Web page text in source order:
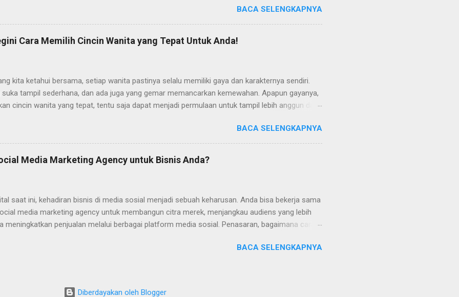
cincin tunangan yang tepat, maka tepat sekali untuk mengunjungi artikel ini. Sebab pada
kali ini, kami akan merekomendasikan beberapa model cincin lamaran yang lagi hits, dan
ada yang cocok buat Anda pilih. So, langsung disimak saja pembahasannya, di bawah ini!
Tunangan yang Lagi Hits di Tahun 2025 Langsung saja, berikut setidaknya ada 7 pilihan
BACA SELENGKAPNYA
Cara Memilih Cincin Wanita yang Tepat Untuk Anda!
kita ketahui bersama, setiap wanita pastinya selalu memiliki gaya dan karakternya sendiri.
tampil sederhana, dan ada juga yang gemar memancarkan kemewahan. Apapun gayanya,
cincin wanita yang tepat, tentu saja dapat menjadi permulaan untuk tampil lebih anggun dan
maka bisa menyimak artikel ini sampai selesai. Bagaimana Cara Menemukan Cincin Wanita
Bagi para wanita yang masih bingung tentang bagaimana caranya memilih cincin yang tepat,
ada beberapa tipsnya yang bisa diikuti. Sesuaikan Desainnya dengan Karakter Anda Hal
harus Anda lakukan ketika memilih cincin ini, yaitu dengan menyesuaikannya dengan
BACA SELENGKAPNYA
Media Marketing Agency untuk Bisnis Anda?
saat ini, kehadiran bisnis di media sosial menjadi sebuah keharusan. Anda bisa bekerja sama
media marketing agency untuk membangun citra merek, menjangkau audiens yang lebih
meningkatkan penjualan melalui berbagai platform media sosial. Penasaran, bagaimana cara
Agency Berikut ini adalah berbagai hal yang dilakukan oleh social media agency untuk
tujuan dengan efektif dan efisien. Pengembangan strategi konten ini dimulai dengan
BACA SELENGKAPNYA
Diberdayakan oleh Blogger